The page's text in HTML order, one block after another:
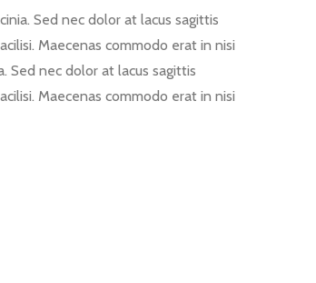
Sed nec dolor at lacus sagittis
Maecenas commodo erat in nisi
Sed nec dolor at lacus sagittis
Maecenas commodo erat in nisi